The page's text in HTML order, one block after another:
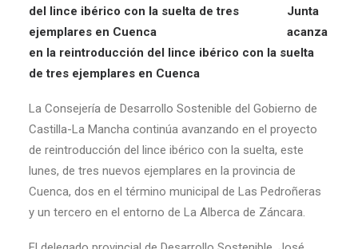
Junta
acanza
en la reintroducción del lince ibérico con la suelta
de tres ejemplares en Cuenca
La Consejería de Desarrollo Sostenible del Gobierno de
Castilla-La Mancha continúa avanzando en el proyecto
de reintroducción del lince ibérico con la suelta, este
lunes, de tres nuevos ejemplares en la provincia de
Cuenca, dos en el término municipal de Las Pedroñeras
y un tercero en el entorno de La Alberca de Záncara.